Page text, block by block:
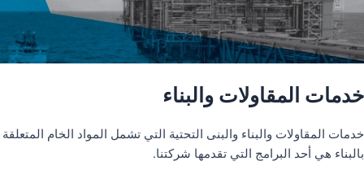
خدمات المقاولات والبناء
خدمات المقاولات والبناء والبنى التحتية التي تشمل المواد الخام المتعلقة
بالبناء هي أحد البرامج التي تقدمها شركتنا.